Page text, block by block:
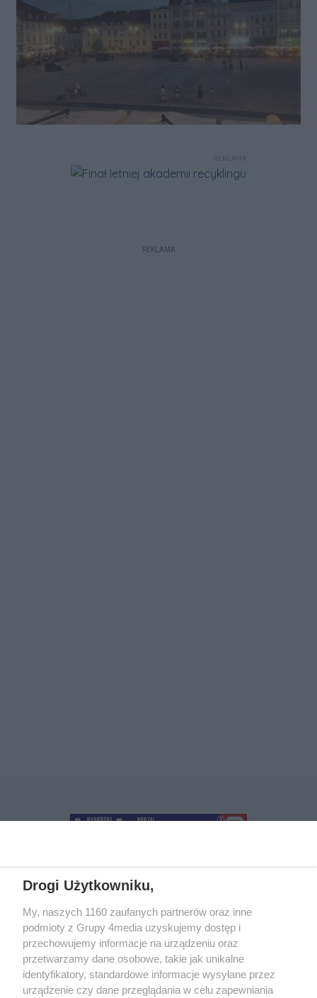
REKLAMA
REKLAMA
+48 52 5812666
O nas Reklama Regulamin
Kontakt
Wydarzenia
Ogłoszenia Katalog firm
Drogi Użytkowniku,
My, naszych 1160 zaufanych partnerów oraz inne
podmioty z Grupy 4media uzyskujemy dostęp i
przechowujemy informacje na urządzeniu oraz
przetwarzamy dane osobowe, takie jak unikalne
identyfikatory, standardowe informacje wysyłane przez
urządzenie czy dane przeglądania w celu zapewniania